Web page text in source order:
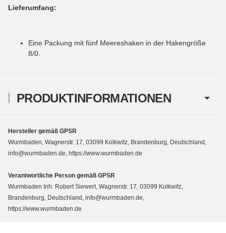
PRODUKTINFORMATIONEN
Lieferumfang:
Eine Packung mit fünf Meereshaken in der Hakengröße
8/0.
Hersteller gemäß GPSR
Wurmbaden, Wagnerstr. 17, 03099 Kolkwitz, Brandenburg, Deutschland,
info@wurmbaden.de, https://www.wurmbaden.de
Verantwortliche Person gemäß GPSR
Wurmbaden Inh. Robert Siewert, Wagnerstr. 17, 03099 Kolkwitz,
Brandenburg, Deutschland, info@wurmbaden.de,
https://www.wurmbaden.de